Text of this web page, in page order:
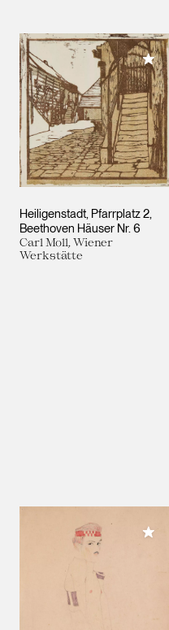
Heiligenstadt, Pfarrplatz 2,
Beethoven Häuser Nr. 6
Carl Moll, Wiener
Werkstätte